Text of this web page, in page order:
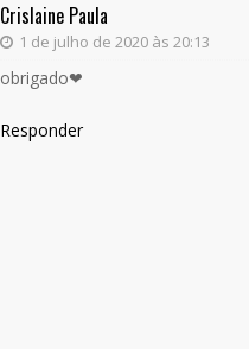
Crislaine Paula
1 de julho de 2020 às 20:13
obrigado❤
Responder